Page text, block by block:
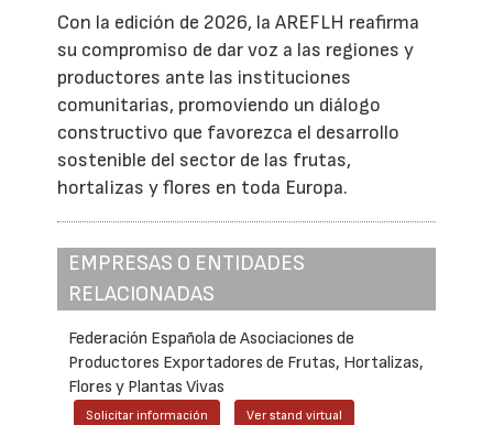
Con la edición de 2026, la AREFLH reafirma
su compromiso de dar voz a las regiones y
productores ante las instituciones
comunitarias, promoviendo un diálogo
constructivo que favorezca el desarrollo
sostenible del sector de las frutas,
hortalizas y flores en toda Europa.
EMPRESAS O ENTIDADES
RELACIONADAS
Federación Española de Asociaciones de
Productores Exportadores de Frutas, Hortalizas,
Flores y Plantas Vivas
Solicitar información Ver stand virtual